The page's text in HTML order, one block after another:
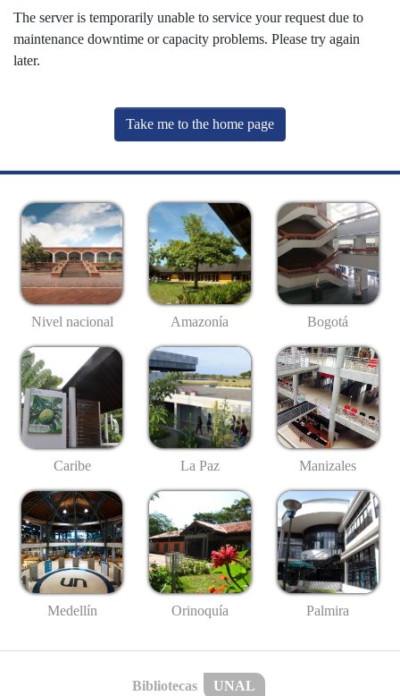
The server is temporarily unable to service your request due to
maintenance downtime or capacity problems. Please try again
later.
Take me to the home page
Nivel nacional Amazonía Bogotá
Caribe La Paz Manizales
Medellín Orinoquía Palmira
Bibliotecas UNAL